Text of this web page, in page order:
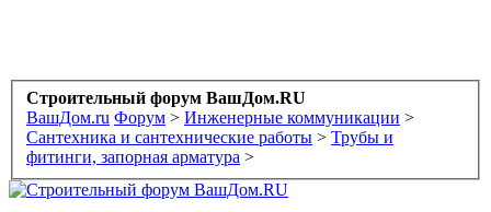
Строительный форум ВашДом.RU
ВашДом.ru Форум > Инженерные коммуникации >
Сантехника и сантехнические работы > Трубы и
фитинги, запорная арматура >